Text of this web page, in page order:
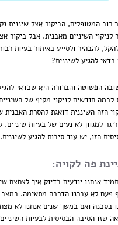
רוב המטופלים, הביקור אצל שיננית
לניקוי השיניים מאבנית. אבל ביקור
להבהיר ולסייע באיתור בעיות
כדאי להגיע לשיננית?
הפשוטה והברורה היא שכדאי
לכמה חודשים לניקוי מקיף של
הזה השיננית דואגת להסרת האבנית
למגוון לא נעים של בעיות
הזו, יש עוד סיבות להגיע לשיננית.
פה לקויה:
אנחנו יודעים בדיוק איך לצחצח
פעם לא עברנו הדרכה מתאימה. במצב
בסכנה ואם במשך שנים אנחנו לא
שזו הסיבה הבסיסית לבעיות